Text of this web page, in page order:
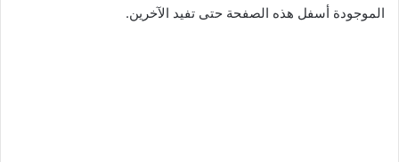
الموجودة أسفل هذه الصفحة حتى تفيد الآخرين.